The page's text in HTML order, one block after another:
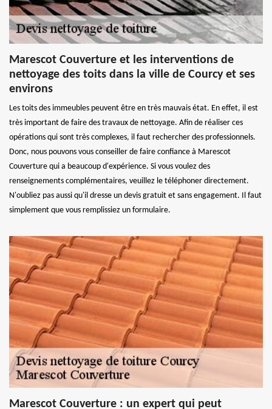
Marescot Couverture et les interventions de
nettoyage des toits dans la ville de Courcy et ses
environs
Les toits des immeubles peuvent être en très mauvais état. En effet, il est
très important de faire des travaux de nettoyage. Afin de réaliser ces
opérations qui sont très complexes, il faut rechercher des professionnels.
Donc, nous pouvons vous conseiller de faire confiance à Marescot
Couverture qui a beaucoup d'expérience. Si vous voulez des
renseignements complémentaires, veuillez le téléphoner directement.
N'oubliez pas aussi qu'il dresse un devis gratuit et sans engagement. Il faut
simplement que vous remplissiez un formulaire.
Marescot Couverture : un expert qui peut